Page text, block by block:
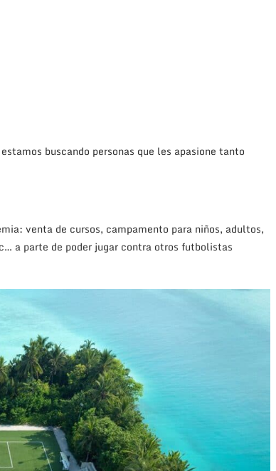
buscando personas que les apasione tanto
venta de cursos, campamento para niños, adultos,
a parte de poder jugar contra otros futbolistas